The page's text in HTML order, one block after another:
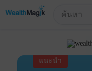
แนะนำ
!-- Start Advertise -->